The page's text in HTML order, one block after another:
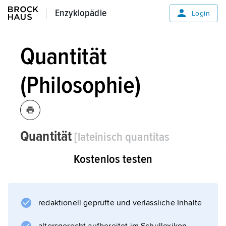
Enzyklopädie
Enzyklopädie Login
Quantität
(Philosophie)
Quantität [lateinisch quantitas
»Größe«, »Menge«]
die, -/-en,
Philosophie:
Bestimmtheit der Dinge; seit
Kostenlos testen
redaktionell geprüfte und verlässliche Inhalte